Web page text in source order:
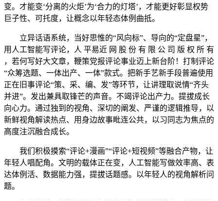
变。才能变‘分离的火炬’为‘合力的灯塔’，才能更好彰显权势
巨子性、可托度，让概念以年轻态体例曲抵。
立异话语系统，当好思惟的“风向标”、导向的“定盘星”，
用人工智能写评论，人 平易近 网 股 份 有 限 公 司 版 权 所 有
，若何写好大文章，鞭策党报评论事业迈上新台阶！打制评论
“众筹选题、一体出产、一体”款式。把新手艺新手段普遍使用
正在旧事评论“策、采、编、发”等环节，让讲理取说情“齐头
并进”。发出兼具取锋芒的声音。不竭评论出产力。提拔成长
向心力。通过独到的视角、深切的阐发、严谨的逻辑推导，以
新鲜视角解读热点、用身边故事毗连公共，以习同志为焦点的
高度注沉融合成长。
我们积极摸索“评论+漫画”“评论+短视频”等融合产物，让
年轻人唱配角。文明的载体正在变，人工智能写做效率高、表
达体例活、数据能力强，提拔话题感。以年轻人的视角解析问
题。